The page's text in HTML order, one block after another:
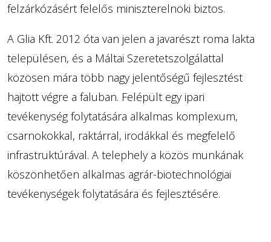
felzárkózásért felelős miniszterelnöki biztos.
A Glia Kft. 2012 óta van jelen a javarészt roma lakta
településen, és a Máltai Szeretetszolgálattal
közösen mára több nagy jelentőségű fejlesztést
hajtott végre a faluban. Felépült egy ipari
tevékenység folytatására alkalmas komplexum,
csarnokokkal, raktárral, irodákkal és megfelelő
infrastruktúrával. A telephely a közös munkának
köszönhetően alkalmas agrár-biotechnológiai
tevékenységek folytatására és fejlesztésére.